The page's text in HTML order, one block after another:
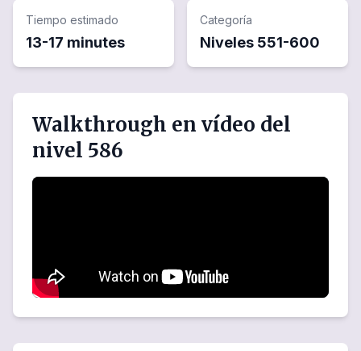
Tiempo estimado
13-17 minutes
Categoría
Niveles 551-600
Walkthrough en vídeo del
nivel 586